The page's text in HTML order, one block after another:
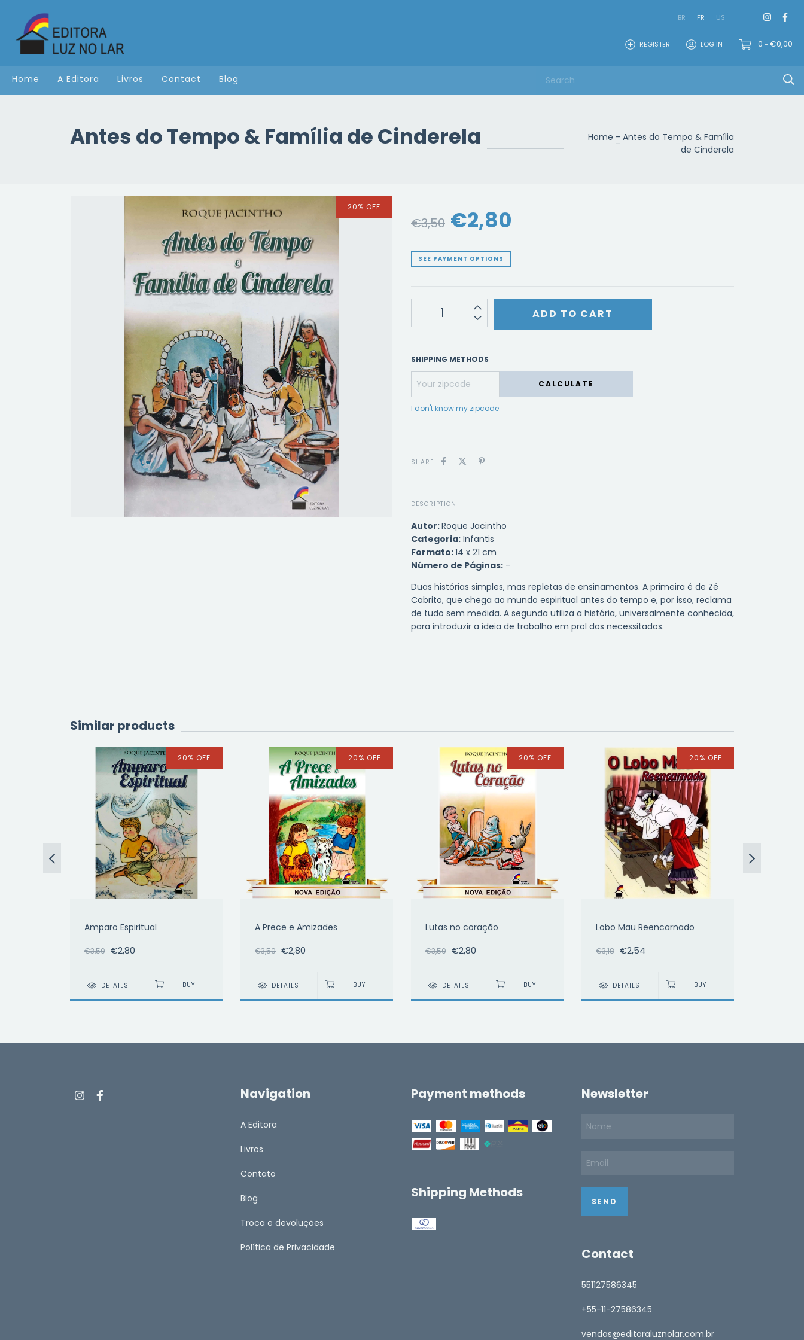
BR FR US
REGISTER LOG IN 0 - €0,00
Home A Editora Livros Contact Blog
Antes do Tempo & Família de Cinderela Home - Antes do Tempo & Família
de Cinderela
20% OFF
€3,50 €2,80
SEE PAYMENT OPTIONS
SHIPPING METHODS
CALCULATE
I don't know my zipcode
SHARE
DESCRIPTION
Autor:Roque Jacintho
Categoria: Infantis
Formato:14 x 21 cm
Número de Páginas: -
Duas histórias simples, mas repletas de ensinamentos. A primeira é de Zé
Cabrito, que chega ao mundo espiritual antes do tempo e, por isso, reclama
de tudo sem medida. A segunda utiliza a história, universalmente conhecida,
para introduzir a ideia de trabalho em prol dos necessitados.
Similar products
20% OFF
Amparo Espiritual
€3,50 €2,80
DETAILS
20% OFF
A Prece e Amizades
€3,50 €2,80
DETAILS
20% OFF
Lutas no coração
€3,50 €2,80
DETAILS
20% OFF
Lobo Mau Reencarnado
€3,18 €2,54
DETAILS
Navigation
A Editora
Livros
Contato
Blog
Troca e devoluções
Política de Privacidade
Payment methods
Shipping Methods
Newsletter
Contact
551127586345
+55-11-27586345
vendas@editoraluznolar.com.br